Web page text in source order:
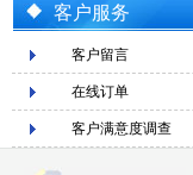
客户服务
客户留言
在线订单
客户满意度调查